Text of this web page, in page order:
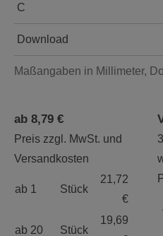
Maßangaben in Millimeter,
C
Download
ab 8,79 €
Preis zzgl. MwSt. und
Versandkosten
ab 1 Stück
21,72
€
ab 20 Stück
19,69